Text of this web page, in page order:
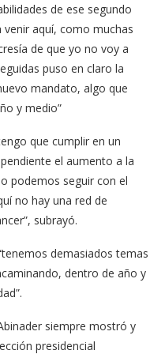
de ese segundo
aquí, como mu­chas
de que yo no voy a
pu­so en claro la
mandato, algo que
y medio”
que cumplir en un
el aumento a la
pode­mos seguir con el
no hay una red de
subrayó.
demasia­dos temas
dentro de año y
siempre mostró y
presi­dencial